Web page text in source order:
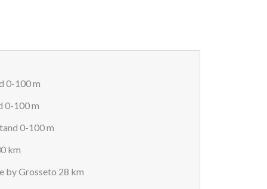
0-100 m
0-100 m
0-100 m
km
by Grosseto 28 km